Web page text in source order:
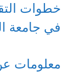
خطوات
في جامعة
معلومات